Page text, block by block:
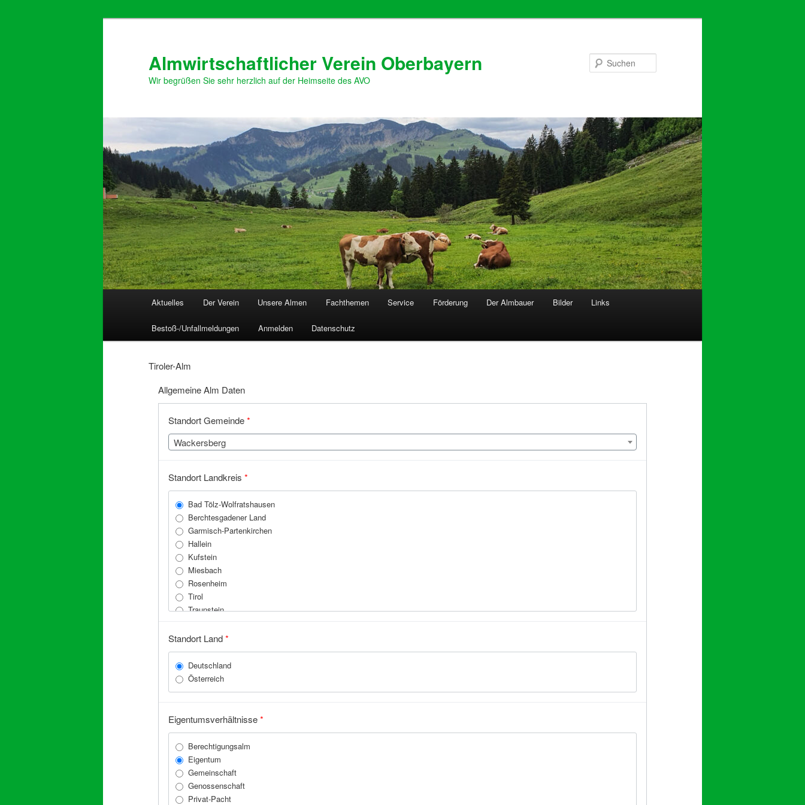
Almwirtschaftlicher Verein Oberbayern
Wir begrüßen Sie sehr herzlich auf der Heimseite des AVO
Aktuelles Der Verein Unsere Almen Fachthemen Service Förderung Der Almbauer Bilder Links
Bestoß-/Unfallmeldungen Anmelden Datenschutz
Tiroler-Alm
Allgemeine Alm Daten
Standort Gemeinde*
Wackersberg
Standort Landkreis *
Bad Tölz-Wolfratshausen
Berchtesgadener Land
Garmisch-Partenkirchen
Hallein
Kufstein
Miesbach
Rosenheim
Tirol
Traunstein
Standort Land*
Deutschland
Österreich
Eigentumsverhältnisse*
Berechtigungsalm
Eigentum
Gemeinschaft
Genossenschaft
Privat-Pacht